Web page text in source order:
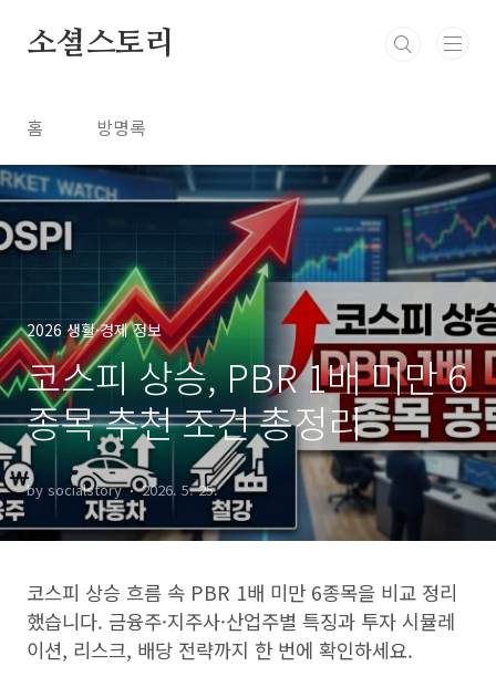
소셜스토리
홈 방명록
2026 생활·경제 정보
코스피 상승, PBR 1배 미만 6
종목 추천 조건 총정리
by socialstory 2026. 5. 25.
코스피 상승 흐름 속 PBR 1배 미만 6종목을 비교 정리
했습니다. 금융주·지주사·산업주별 특징과 투자 시뮬레
이션, 리스크, 배당 전략까지 한 번에 확인하세요.